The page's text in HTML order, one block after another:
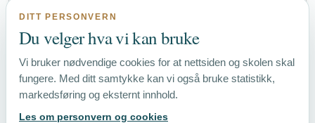
© 2026 Tunsberg Medisinske Skole
DITT PERSONVERN
Du velger hva vi kan bruke
Vi bruker nødvendige cookies for at nettsiden og skolen skal
fungere. Med ditt samtykke kan vi også bruke statistikk,
markedsføring og eksternt innhold.
Les om personvern og cookies